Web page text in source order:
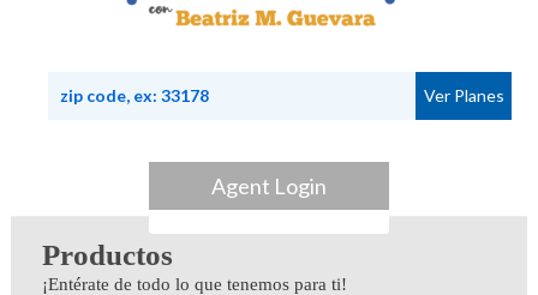
Agent Login
Productos
¡Entérate de todo lo que tenemos para ti!